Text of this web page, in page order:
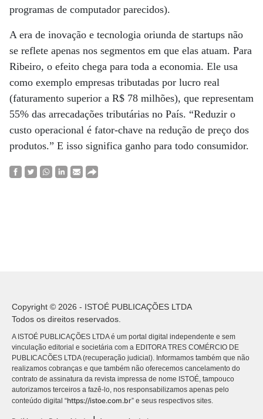
programas de computador parecidos).
A era de inovação e tecnologia oriunda de startups não
se reflete apenas nos segmentos em que elas atuam. Para
Ribeiro, o efeito chega para toda a economia. Ele usa
como exemplo empresas tributadas por lucro real
(faturamento superior a R$ 78 milhões), que representam
55% das arrecadações tributárias no País. “Reduzir o
custo operacional é fator-chave na redução de preço dos
produtos.” E isso significa ganho para todo consumidor.
Copyright © 2026 - ISTOÉ PUBLICAÇÕES LTDA
Todos os direitos reservados.
A ISTOÉ PUBLICAÇÕES LTDA é um portal digital independente e sem
vinculação editorial e societária com a EDITORA TRES COMÉRCIO DE
PUBLICACÕES LTDA (recuperação judicial). Informamos também que não
realizamos cobranças e que também não oferecemos cancelamento do
contrato de assinatura da revista impressa de nome ISTOÉ, tampouco
autorizamos terceiros a fazê-lo, nos responsabilizamos apenas pelo
conteúdo digital “https://istoe.com.br” e seus respectivos sites.